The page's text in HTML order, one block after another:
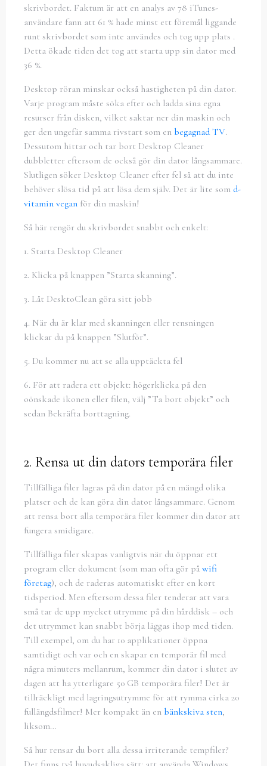
skrivbordet. Faktum är att en analys av 78 iTunes-
användare fann att 61 % hade minst ett föremål liggande
runt skrivbordet som inte användes och tog upp plats .
Detta ökade tiden det tog att starta upp sin dator med
36 %.
Desktop röran minskar också hastigheten på din dator.
Varje program måste söka efter och ladda sina egna
resurser från disken, vilket saktar ner din maskin och
ger den ungefär samma rivstart som en begagnad TV.
Dessutom hittar och tar bort Desktop Cleaner
dubbletter eftersom de också gör din dator långsammare.
Slutligen söker Desktop Cleaner efter fel så att du inte
behöver slösa tid på att lösa dem själv. Det är lite som d-
vitamin vegan för din maskin!
Så här rengör du skrivbordet snabbt och enkelt:
1. Starta Desktop Cleaner
2. Klicka på knappen ”Starta skanning”.
3. Låt DesktoClean göra sitt jobb
4. När du är klar med skanningen eller rensningen
klickar du på knappen ”Slutför”.
5. Du kommer nu att se alla upptäckta fel
6. För att radera ett objekt: högerklicka på den
oönskade ikonen eller filen, välj ”Ta bort objekt” och
sedan Bekräfta borttagning.
2. Rensa ut din dators temporära filer
Tillfälliga filer lagras på din dator på en mängd olika
platser och de kan göra din dator långsammare. Genom
att rensa bort alla temporära filer kommer din dator att
fungera smidigare.
Tillfälliga filer skapas vanligtvis när du öppnar ett
program eller dokument (som man ofta gör på wifi
företag), och de raderas automatiskt efter en kort
tidsperiod. Men eftersom dessa filer tenderar att vara
små tar de upp mycket utrymme på din hårddisk – och
det utrymmet kan snabbt börja läggas ihop med tiden.
Till exempel, om du har 10 applikationer öppna
samtidigt och var och en skapar en temporär fil med
några minuters mellanrum, kommer din dator i slutet av
dagen att ha ytterligare 50 GB temporära filer! Det är
tillräckligt med lagringsutrymme för att rymma cirka 20
fullängdsfilmer! Mer kompakt än en bänkskiva sten,
liksom…
Så hur rensar du bort alla dessa irriterande tempfiler?